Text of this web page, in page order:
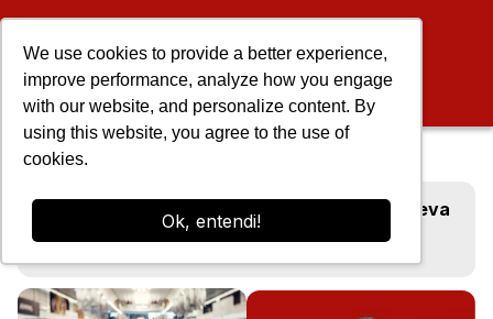
We use cookies to provide a better experience,
improve performance, analyze how you engage
with our website, and personalize content. By
using this website, you agree to the use of
cookies.
Ok, entendi!
Fispal Food Service 2026: Apubra leva
conteúdo, experiências e novos